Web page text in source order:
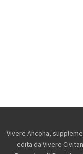
Vivere Ancona,
edita da Vivere